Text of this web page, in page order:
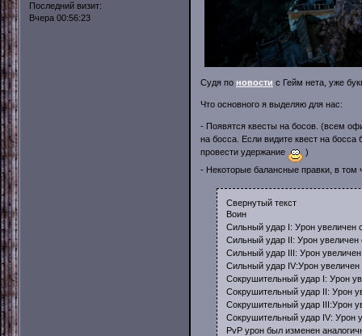
Последний визит:
Вчера 00:56:23
Судя по новости с Гейм нета, уже
Что основного я выделяю для нас:
- Появятся квесты на босов. (всем
на босса. Если видите квест на
провести удержание
)
- Некоторые балансные правки, в том
Свернутый текст
Воин
Сильный удар I: Урон увеличен
Сильный удар II: Урон увеличен
Сильный удар III: Урон
Сильный удар IV:Урон увеличен
Сокрушительный удар I: Урон
Сокрушительный удар II: Урон
Сокрушительный удар III:Урон
Сокрушительный удар IV: Урон
PvP урон был изменен